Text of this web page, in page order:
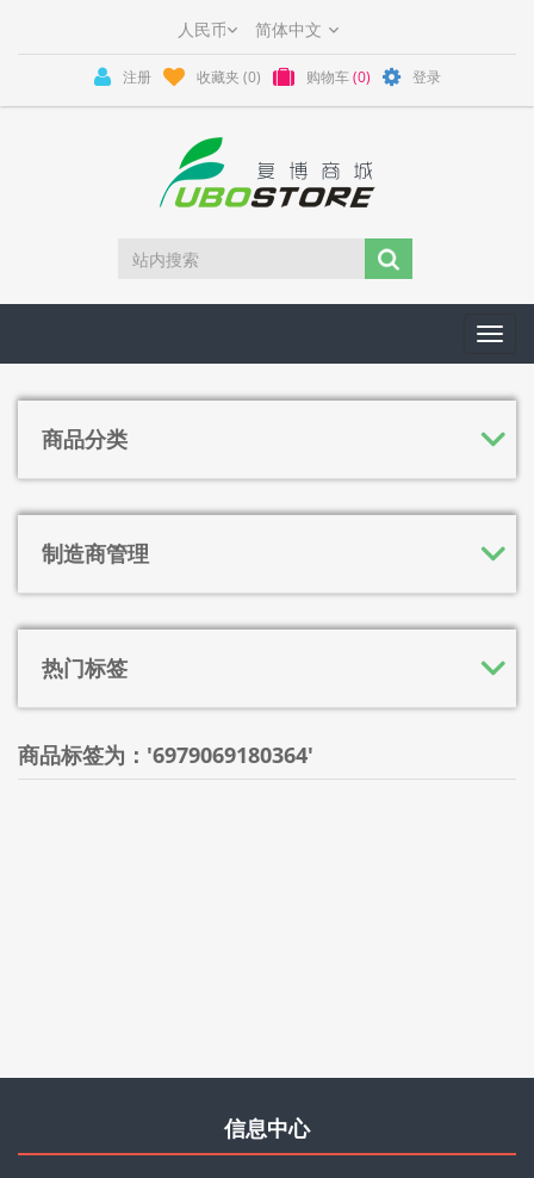
注册 收藏夹 (0) 购物车 (0) 登录
商品分类
制造商管理
热门标签
商品标签为：'6979069180364'
信息中心